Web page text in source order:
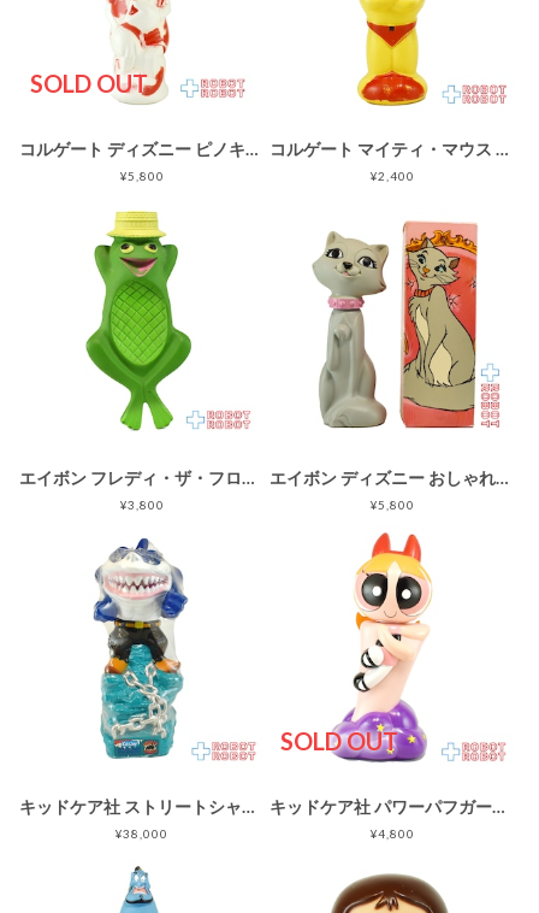
SOLD OUT
コルゲート ディズニー ピノキオ 赤白ボディ ソーキー バブルバスボトル
¥5,800
コルゲート マイティ・マウス スモール ソーキー シャンプーボトル ※難あり
¥2,400
エイボン フレディ・ザ・フロッグ ソープディッシュ
¥3,800
エイボン ディズニー おしゃれキャット ダッチェス バブルバスボトル ソーキー 箱付き
¥5,800
キッドケア社 ストリートシャークス ソーキー バブルバスボトル フィギュア シュリンク未開封 1995
¥38,000
SOLD OUT
キッドケア社 パワーパフガールズ ブロッサム ソーキー バブルバスボトル フィギュア
¥4,800